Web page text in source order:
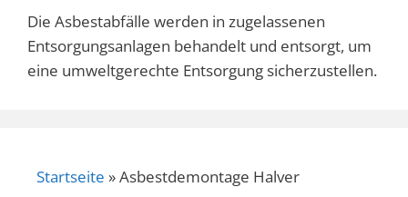
Die Asbestabfälle werden in zugelassenen
Entsorgungsanlagen behandelt und entsorgt, um
eine umweltgerechte Entsorgung sicherzustellen.
Startseite »Asbestdemontage Halver